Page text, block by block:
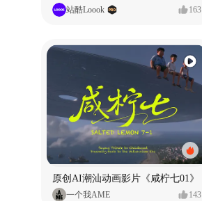
站酷Loook 163
原创AI潮汕动画影片《咸柠七01》
一个我AME 143